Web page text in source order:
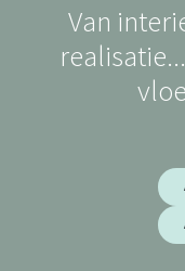
Van
realisatie...